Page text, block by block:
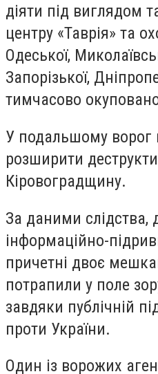
діяти під виглядом
центру «Таврія» та
Одеської,
Запорізької,
тимчасово
У подальшому ворог
розширити
Кіровоградщину.
За даними слідства,
інформаційно-
причетні двоє
потрапили у поле
завдяки публічній
проти України.
Один із ворожих